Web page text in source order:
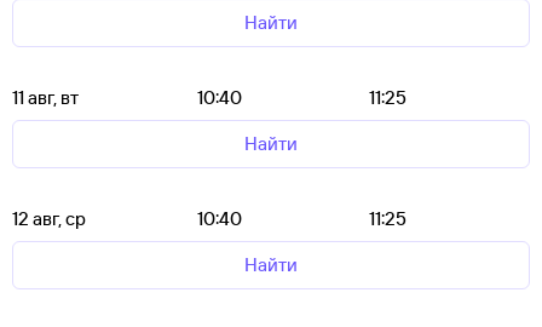
Найти
11 авг, вт 10:40
11:25
Найти
12 авг, ср 10:40
11:25
Найти